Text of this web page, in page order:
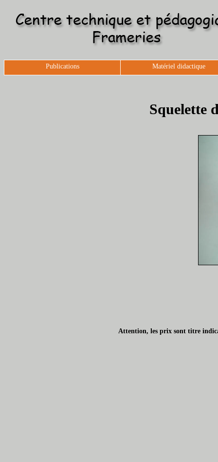
Publications Matériel didactique
Squelette
Attention, les prix sont titre